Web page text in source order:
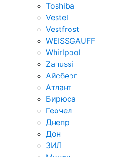
Toshiba
Vestel
Vestfrost
WEISSGAUFF
Whirlpool
Zanussi
Айсберг
Атлант
Бирюса
Геочел
Днепр
Дон
ЗИЛ